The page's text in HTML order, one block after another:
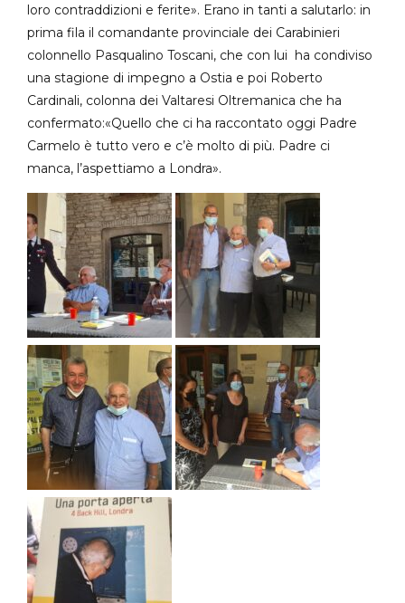
loro contraddizioni e ferite». Erano in tanti a salutarlo: in
prima fila il comandante provinciale dei Carabinieri
colonnello Pasqualino Toscani, che con lui ha condiviso
una stagione di impegno a Ostia e poi Roberto
Cardinali, colonna dei Valtaresi Oltremanica che ha
confermato:«Quello che ci ha raccontato oggi Padre
Carmelo è tutto vero e c’è molto di più. Padre ci
manca, l’aspettiamo a Londra».